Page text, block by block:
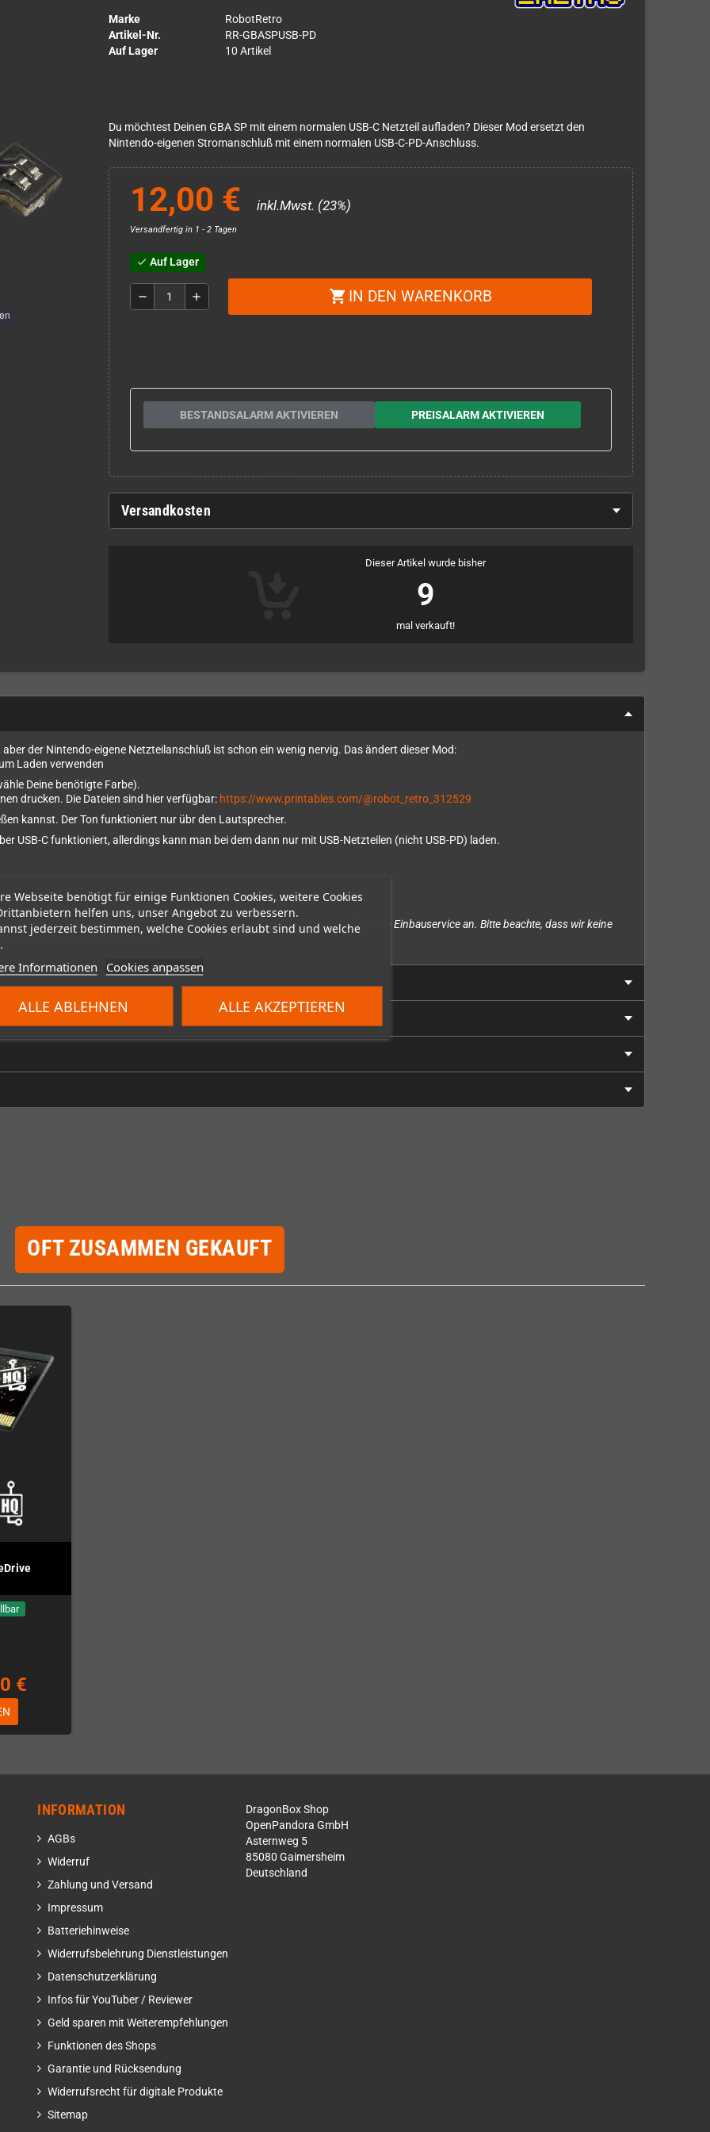
Webseite benötigt für einige Funktionen Cookies, weitere Cookies
helfen uns, unser Angebot zu verbessern.
jederzeit bestimmen, welche Cookies erlaubt sind und welche
Informationen Cookies anpassen
ALLE ABLEHNEN ALLE AKZEPTIEREN
Marke
RobotRetro
Artikel-Nr.
RR-GBASPUSB-PD
Auf Lager
10 Artikel
Du möchtest Deinen GBA SP mit einem normalen USB-C Netzteil aufladen? Dieser Mod ersetzt den
Nintendo-eigenen Stromanschluß mit einem normalen USB-C-PD-Anschluss.
12,00 € inkl.Mwst. (23%)
Versandfertig in 1 - 2 Tagen
check Auf Lager
remove add shopping_cart IN DEN WARENKORB
BESTANDSALARM AKTIVIEREN PREISALARM AKTIVIEREN
Versandkosten
Dieser Artikel wurde bisher
9
mal verkauft!
der Nintendo-eigene Netzteilanschluß ist schon ein wenig nervig. Das ändert dieser Mod:
Laden verwenden
Deine benötigte Farbe).
drucken. Die Dateien sind hier verfügbar: https://www.printables.com/@robot_retro_312529
kannst. Der Ton funktioniert nur übr den Lautsprecher.
USB-C funktioniert, allerdings kann man bei dem dann nur mit USB-Netzteilen (nicht USB-PD) laden.
den alten Anschluss ablöten und den neuen einlöten.
im Löten haben. Wenn Du es nicht selbst machen willst, bieten wir auch einen Einbauservice an. Bitte beachte, dass wir keine
übernehmen können.
OFT ZUSAMMEN GEKAUFT
€
INFORMATION
AGBs
Widerruf
Zahlung und Versand
Impressum
Batteriehinweise
Widerrufsbelehrung Dienstleistungen
Datenschutzerklärung
Infos für YouTuber / Reviewer
Geld sparen mit Weiterempfehlungen
Funktionen des Shops
Garantie und Rücksendung
Widerrufsrecht für digitale Produkte
Sitemap
DragonBox Shop
OpenPandora GmbH
Asternweg 5
85080 Gaimersheim
Deutschland